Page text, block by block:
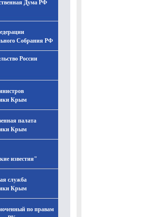
Дума РФ
Собрания РФ
России
Крым
палата
Крым
известия"
служба
Крым
по правам